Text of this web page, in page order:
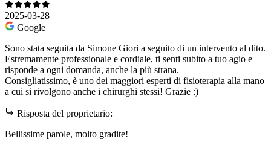
2025-03-28
Google
Sono stata seguita da Simone Giori a seguito di un intervento al dito.
Estremamente professionale e cordiale, ti senti subito a tuo agio e
risponde a ogni domanda, anche la più strana.
Consigliatissimo, è uno dei maggiori esperti di fisioterapia alla mano
a cui si rivolgono anche i chirurghi stessi! Grazie :)
Risposta del proprietario:
Bellissime parole, molto gradite!